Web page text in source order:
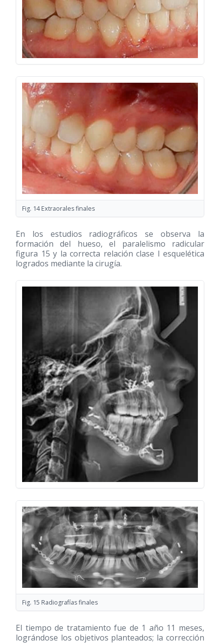
Fig. 14 Extraorales finales
En los estudios radiográficos se observa la
formación del hueso, el paralelismo radicular
figura 15 y la correcta relación clase I esquelética
logrados mediante la cirugía.
Fig. 15 Radiografías finales
El tiempo de tratamiento fue de 1 año 11 meses,
lográndose los objetivos planteados; la corrección